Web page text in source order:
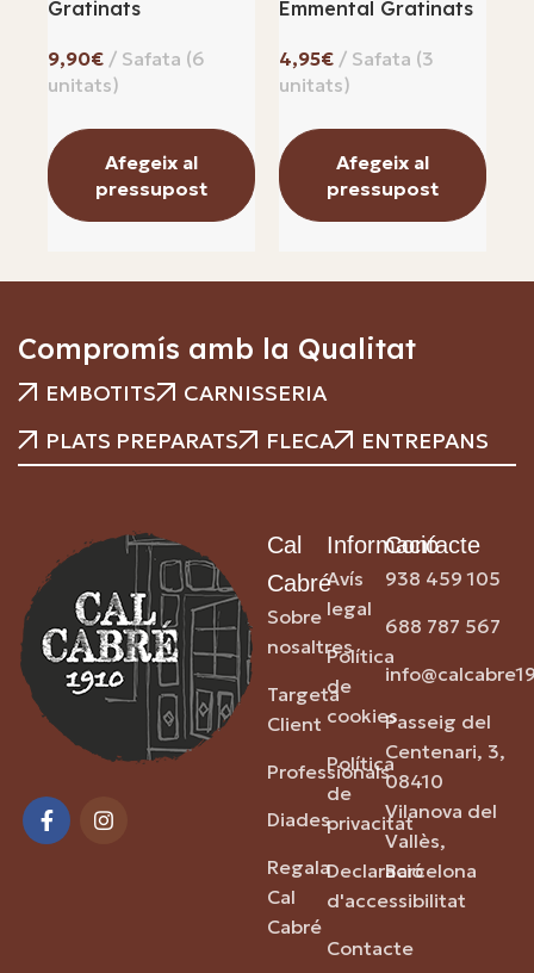
Gratinats
€
Afegeix al
pressupost
Emmental Gratinats
€
Afegeix al
pressupost
Compromís amb la Qualitat
EMBOTITS
CARNISSERIA
PLATS PREPARATS
FLECA ENTREPANS
Cal
Cabré
Sobre
nosaltres
Targeta
Client
Professionals
Diades
Regala
Cal
Cabré
Informació
Avís
legal
Política
de
cookies
Política
de
privacitat
Declaració
d'accessibilitat
Contacte
Contacte
938 459 105
688 787 567
Passeig del
Centenari, 3,
08410
Vilanova del
Vallès,
Barcelona